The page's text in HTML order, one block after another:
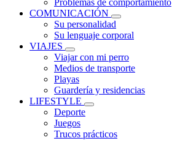
Problemas de comportamiento
COMUNICACIÓN
Su personalidad
Su lenguaje corporal
VIAJES
Viajar con mi perro
Medios de transporte
Playas
Guardería y residencias
LIFESTYLE
Deporte
Juegos
Trucos prácticos